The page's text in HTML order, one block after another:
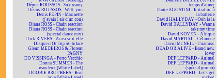
Démis ROUSSOS - So dreamy
Démis ROUSSOS - With you
Denis PEPIN - Marinette
(j'avais l'air d'un con)
Diana ROSS - Chain reaction
Diana ROSS - Chain reaction
(special dance mix)
Dick RIVERS - Ainsi soit-elle
Disque d'Or Top 50 biface
Glenn MEDEIROS & Florent
PAGNY
DO VISSINGA - Porto Vecchio
Donna SUMMER - The
wanderer [White Label]
DOOBIE BROTHERS - Real
temps d'aimer
Dante AGOSTINI - Initiation à
la batterie
David HALLYDAY - Ooh la la
David HALLYDAY - Wanna
take my time
David KOVEN - Afrique
David MARTIAL - Célimène
David Mc NEIL - Tiramisu
DEAD OR ALIVE - Brand new
lover
DEF LEPPARD - Animal
DEF LEPPARD - Animal
(spécial promo)
DEF LEPPARD - Let's get